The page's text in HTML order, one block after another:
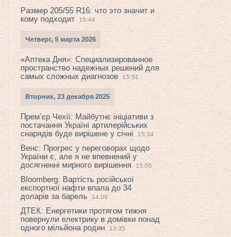
Размер 205/55 R16: что это значит и
кому подходит
15:44
Четверг, 5 марта 2026
«Аптека Дня»: Специализированное
пространство надежных решений для
самых сложных диагнозов
15:51
Вторник, 23 декабря 2025
Прем’єр Чехії: Майбутнє ініціативи з
постачання Україні артилерійських
снарядів буде вирішене у січні
15:34
Венс: Прогрес у переговорах щодо
України є, але я не впевнений у
досягненні мирного вирішення
15:05
Bloomberg: Вартість російської
експортної нафти впала до 34
доларів за барель
14:06
ДТЕК: Енергетики протягом тижня
повернули електрику в домівки понад
одного мільйона родин
13:35